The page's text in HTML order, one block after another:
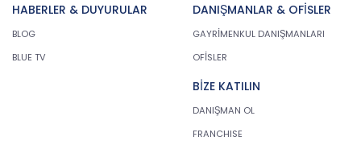
HABERLER & DUYURULAR
BLOG
BLUE TV
DANIŞMANLAR & OFİSLER
GAYRİMENKUL DANIŞMANLARI
OFİSLER
BİZE KATILIN
DANIŞMAN OL
FRANCHISE